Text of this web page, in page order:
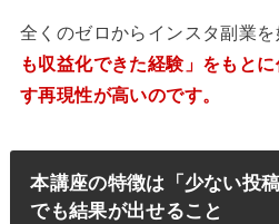
全くのゼロからインスタ副業を
も収益化できた経験」をもと
す再現性が高いのです。
本講座の特徴は「少ない投
でも結果が出せること